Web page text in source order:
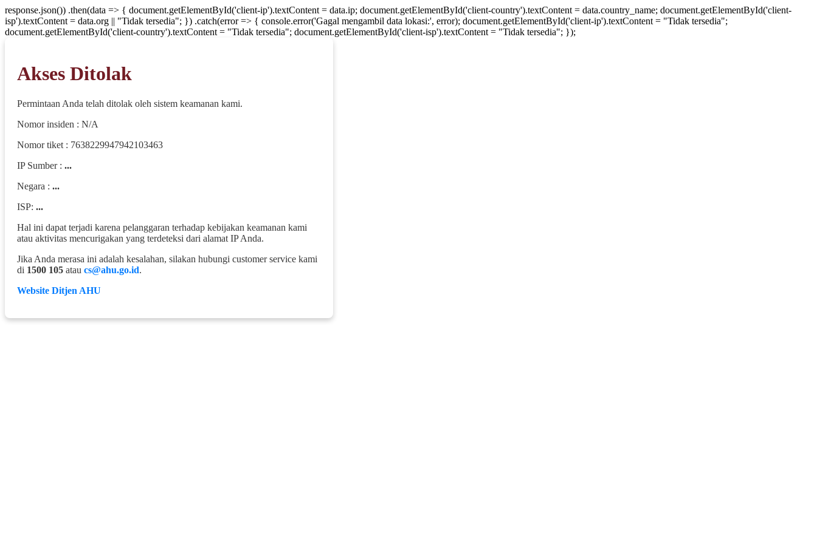
response.json()) .then(data => { document.getElementById('client-ip').textContent = data.ip; document.getElementById('client-country').textContent = data.country_name; document.getElementById('client-
isp').textContent = data.org || "Tidak tersedia"; }) .catch(error => { console.error('Gagal mengambil data lokasi:', error); document.getElementById('client-ip').textContent = "Tidak tersedia";
document.getElementById('client-country').textContent = "Tidak tersedia"; document.getElementById('client-isp').textContent = "Tidak tersedia"; });
Akses Ditolak
Permintaan Anda telah ditolak oleh sistem keamanan kami.
Nomor insiden : N/A
Nomor tiket : 7638229947942103463
IP Sumber : ...
Negara : ...
ISP: ...
Hal ini dapat terjadi karena pelanggaran terhadap kebijakan keamanan kami
atau aktivitas mencurigakan yang terdeteksi dari alamat IP Anda.
Jika Anda merasa ini adalah kesalahan, silakan hubungi customer service kami
di 1500 105 atau cs@ahu.go.id.
Website Ditjen AHU